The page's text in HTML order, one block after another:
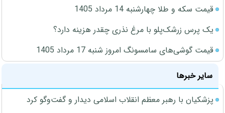
قیمت سکه و طلا چهارشنبه 14 مرداد 1405
یک پرس زرشک‌پلو با مرغ نذری چقدر هزینه دارد؟
قیمت گوشی‌های سامسونگ امروز شنبه 17 مرداد 1405
سایر خبرها
پزشکیان با رهبر معظم انقلاب اسلامی دیدار و گفت‌وگو کرد